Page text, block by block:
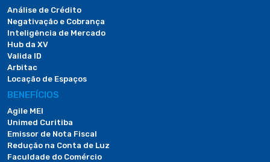
Análise de Crédito
Negativação e Cobrança
Inteligência de Mercado
Hub da XV
Valida ID
Arbitac
Locação de Espaços
BENEFÍCIOS
Agile MEI
Unimed Curitiba
Emissor de Nota Fiscal
Redução na Conta de Luz
Faculdade do Comércio